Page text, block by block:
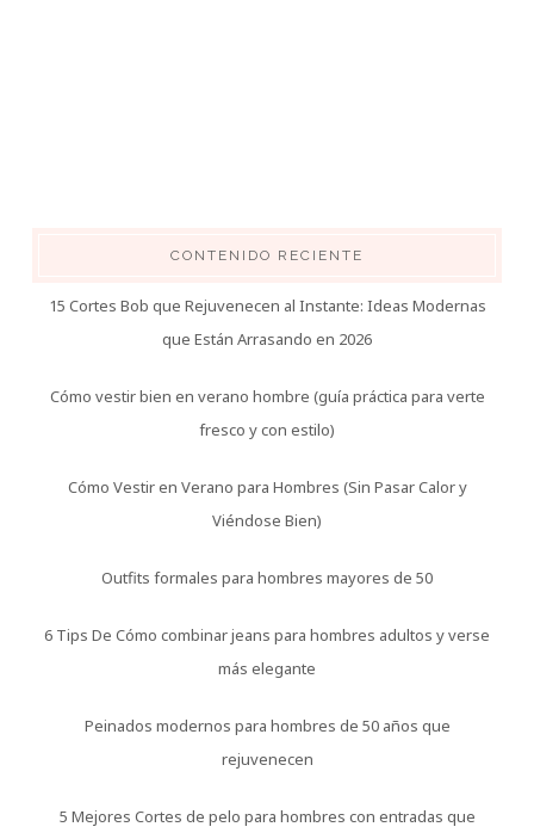
CONTENIDO RECIENTE
15 Cortes Bob que Rejuvenecen al Instante: Ideas Modernas
que Están Arrasando en 2026
Cómo vestir bien en verano hombre (guía práctica para verte
fresco y con estilo)
Cómo Vestir en Verano para Hombres (Sin Pasar Calor y
Viéndose Bien)
Outfits formales para hombres mayores de 50
6 Tips De Cómo combinar jeans para hombres adultos y verse
más elegante
Peinados modernos para hombres de 50 años que
rejuvenecen
5 Mejores Cortes de pelo para hombres con entradas que